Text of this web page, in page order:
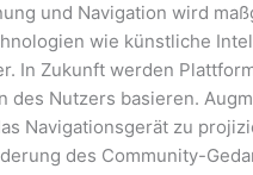
und Navigation wird
wie künstliche
In Zukunft werden
des Nutzers basieren.
Navigationsgerät zu
des Community-